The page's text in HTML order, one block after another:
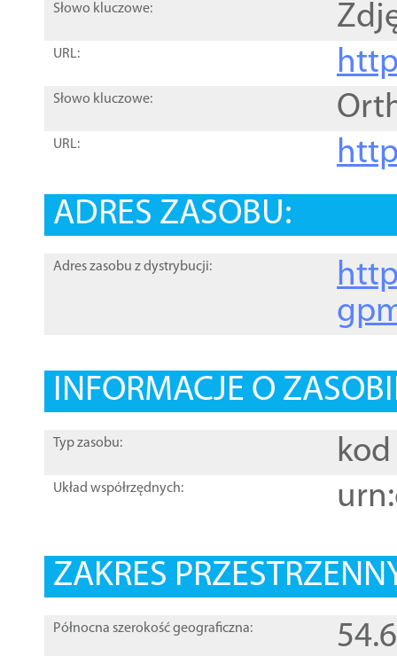
Słowo kluczowe:
URL:
Słowo kluczowe:
URL:
ADRES ZASOBU:
Adres zasobu z dystrybucji:
INFORMACJE O
Typ zasobu: kod
Układ współrzędnych:
ZAKRES
Północna szerokość geograficzna: